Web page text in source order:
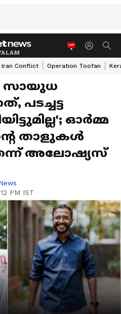
Iran Conflict Operation Toofan
സായുധ
പടച്ചട്ട
ഓർമ്മ
താളുകൾ
അലോഷ്യസ്
PM IST